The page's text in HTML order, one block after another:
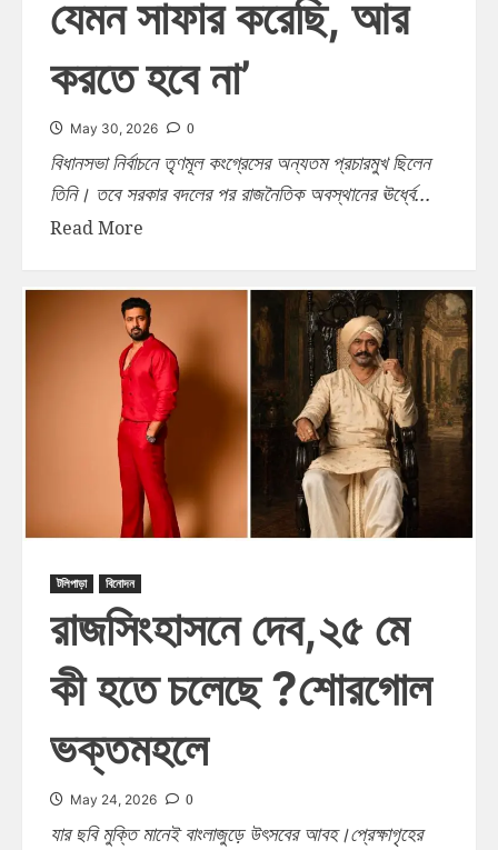
যেমন সাফার করেছি, আর
করতে হবে না’
May 30, 2026 0
বিধানসভা নির্বাচনে তৃণমূল কংগ্রেসের অন্যতম প্রচারমুখ ছিলেন
তিনি। তবে সরকার বদলের পর রাজনৈতিক অবস্থানের ঊর্ধ্বে...
Read More
টলিপাড়া বিনোদন
রাজসিংহাসনে দেব,২৫ মে
কী হতে চলেছে ?শোরগোল
ভক্তমহলে
May 24, 2026 0
যার ছবি মুক্তি মানেই বাংলাজুড়ে উৎসবের আবহ।প্রেক্ষাগৃহের